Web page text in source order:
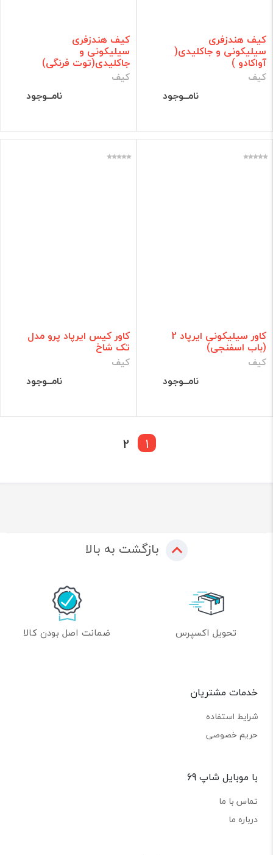
کیف هندزفری
سیلیکونی و جاکلیدی(
آواکادو )
کیف
نامــوجود
کیف هندزفری
سیلیکونی و
جاکلیدی(توت فرنگی)
کیف
نامــوجود
کاور سیلیکونی ایرپاد 2
(باب اسفنجی)
کیف
نامــوجود
کاور کیس ایرپاد پرو مدل
تک شاخ
کیف
نامــوجود
1
2
بازگشت به بالا
تحویل اکسپرس ضمانت اصل بودن کالا
خدمات مشتریان
شرایط استفاده
حریم خصوصی
با موبایل شاپ 69
تماس با ما
درباره ما